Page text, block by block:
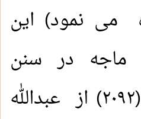
می نمود) این
ماجه در سنن
خویش حدیث (٢٠٩٢) از عبدالله